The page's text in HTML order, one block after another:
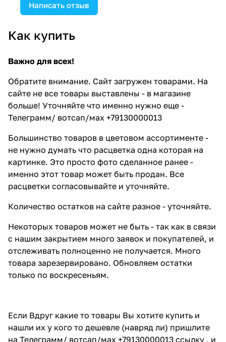
Написать отзыв
Как купить
Важно для всех!
Обратите внимание. Сайт загружен товарами. На
сайте не все товары выставлены - в магазине
больше! Уточняйте что именно нужно еще -
Телеграмм/ вотсап/мах +79130000013
Большинство товаров в цветовом ассортименте -
не нужно думать что расцветка одна которая на
картинке. Это просто фото сделанное ранее -
именно этот товар может быть продан. Все
расцветки согласовывайте и уточняйте.
Количество остатков на сайте разное - уточняйте.
Некоторых товаров может не быть - так как в связи
с нашим закрытием много заявок и покупателей, и
отслеживать полноценно не получается. Много
товара зарезервировано. Обновляем остатки
только по воскресеньям.
Если Вдруг какие то товары Вы хотите купить и
нашли их у кого то дешевле (навряд ли) пришлите
на Телеграмм/ вотсап/мах +79130000013 ссылку . и